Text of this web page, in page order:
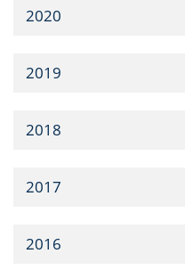
2020
2019
2018
2017
2016